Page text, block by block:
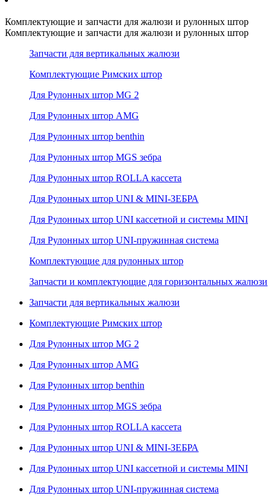
Комплектующие и запчасти для жалюзи и рулонных штор
Комплектующие и запчасти для жалюзи и рулонных штор
Запчасти для вертикальных жалюзи
Комплектующие Римских штор
Для Рулонных штор MG 2
Для Рулонных штор AMG
Для Рулонных штор benthin
Для Рулонных штор MGS зебра
Для Рулонных штор ROLLA кассета
Для Рулонных штор UNI & MINI-ЗЕБРА
Для Рулонных штор UNI кассетной и системы MINI
Для Рулонных штор UNI-пружинная система
Комплектующие для рулонных штор
Запчасти и комплектующие для горизонтальных жалюзи
Запчасти для вертикальных жалюзи
Комплектующие Римских штор
Для Рулонных штор MG 2
Для Рулонных штор AMG
Для Рулонных штор benthin
Для Рулонных штор MGS зебра
Для Рулонных штор ROLLA кассета
Для Рулонных штор UNI & MINI-ЗЕБРА
Для Рулонных штор UNI кассетной и системы MINI
Для Рулонных штор UNI-пружинная система